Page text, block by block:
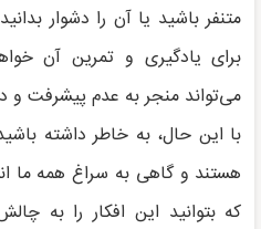
متنفر باشید یا آن را دشوار
برای یادگیری و تمرین آن
می‌تواند منجر به عدم پیشرفت
با این حال، به خاطر داشته
هستند و گاهی به سراغ همه ما
که بتوانید این افکار را به